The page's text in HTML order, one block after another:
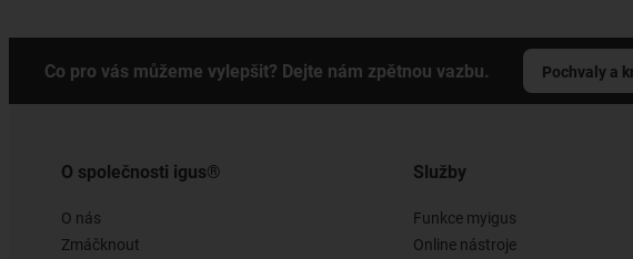
Co pro vás můžeme vylepšit? Dejte nám zpětnou vazbu. Pochvaly a
O společnosti igus®
O nás
Zmáčknout
Služby
Funkce myigus
Online nástroje